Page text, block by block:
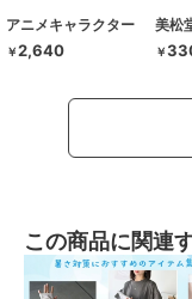
アニメキャラクター
￥2,640
美松
￥
この商品に関連